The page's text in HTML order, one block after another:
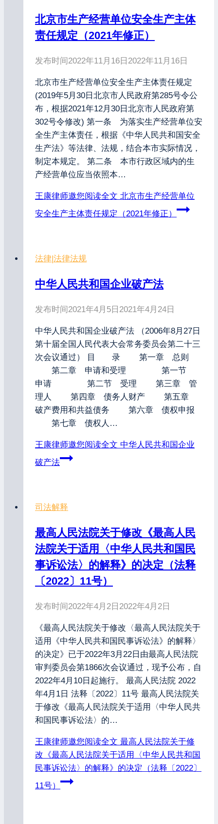
北京市生产经营单位安全生产主体
责任规定（2021年修正）
发布时间2022年11月16日 2022年11月16日
北京市生产经营单位安全生产主体责任规定
(2019年5月30日北京市人民政府第285号令公
布，根据2021年12月30日北京市人民政府第
302号令修改) 第一条 为落实生产经营单位安
全生产主体责任，根据《中华人民共和国安全
生产法》等法律、法规，结合本市实际情况，
制定本规定。 第二条 本市行政区域内的生
产经营单位应当依照本…
王康律师邀您阅读全文 北京市生产经营单位
安全生产主体责任规定（2021年修正）
法律|法律法规
中华人民共和国企业破产法
发布时间2021年4月5日 2021年4月24日
中华人民共和国企业破产法 （2006年8月27日
第十届全国人民代表大会常务委员会第二十三
次会议通过） 目 录 第一章 总则
第二章 申请和受理 第一节
申请 第二节 受理 第三章 管
理人 第四章 债务人财产 第五章
破产费用和共益债务 第六章 债权申报
第七章 债权人…
王康律师邀您阅读全文 中华人民共和国企业
破产法
司法解释
最高人民法院关于修改《最高人民
法院关于适用〈中华人民共和国民
事诉讼法〉的解释》的决定（法释
〔2022〕11号）
发布时间2022年4月2日 2022年4月2日
《最高人民法院关于修改〈最高人民法院关于
适用《中华人民共和国民事诉讼法》的解释〉
的决定》已于2022年3月22日由最高人民法院
审判委员会第1866次会议通过，现予公布，自
2022年4月10日起施行。 最高人民法院 2022
年4月1日 法释〔2022〕11号 最高人民法院关
于修改《最高人民法院关于适用〈中华人民共
和国民事诉讼法〉的…
王康律师邀您阅读全文 最高人民法院关于修
改《最高人民法院关于适用〈中华人民共和国
民事诉讼法〉的解释》的决定（法释〔2022〕
11号）